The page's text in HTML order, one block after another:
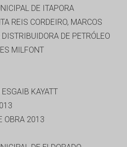
DE ITAPORA
REIS CORDEIRO, MARCOS
DE PETRÓLEO
MILFONT
KAYATT
OBRA 2013